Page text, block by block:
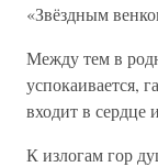
«Звёздным
Между тем в
успокаивается,
входит в сердце
К излогам гор